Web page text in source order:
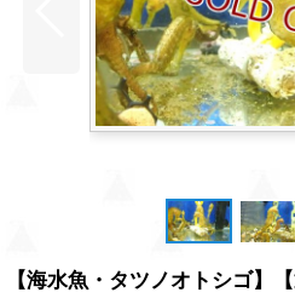
【海水魚・タツノオトシゴ】